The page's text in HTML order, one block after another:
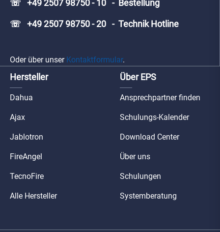
☏ +49 2507 98750 - 10 - Bestellung
☏ +49 2507 98750 - 20 - Technik Hotline
Oder über unser Kontaktformular.
Hersteller
Dahua
Ajax
Jablotron
FireAngel
TecnoFire
Alle Hersteller
Über EPS
Ansprechpartner finden
Schulungs-Kalender
Download Center
Über uns
Schulungen
Systemberatung